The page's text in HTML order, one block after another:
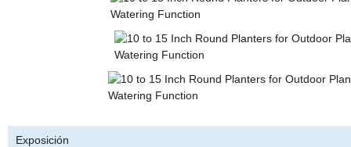
Exposición